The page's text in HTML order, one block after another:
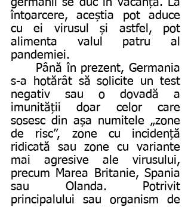
întoarcere, aceștia pot aduce
cu ei virusul și astfel, pot
alimenta valul patru al
pandemiei.
s-a hotărât să solicite un test
negativ sau o dovadă a
imunității doar celor care
sosesc din așa numitele „zone
de risc”, zone cu incidență
ridicată sau zone cu variante
mai agresive ale virusului,
precum Marea Britanie, Spania
sau Olanda. Potrivit
principalului sau organism de